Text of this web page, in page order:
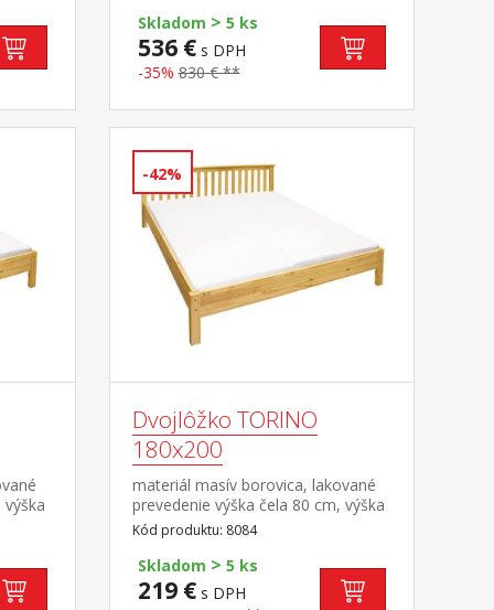
pojazdmi odporúčaný nadstavec
8189
Skladom > 5 ks
536 €s DPH
-35% 830 € **
R2
-42%
Dvojlôžko TORINO
180x200
materiál masív borovica, lakované
prevedenie výška čela 80 cm, výška
sedu 38 cm, cena bez roštu a
matraca minimálna odporúčaná
výška matraca 15 cm odporúčaný
rozmer matraca 180 × 200 cm
alebo 2 kusy 90 × 200 cm a rošt R4
Kód produktu: 8084
Skladom > 5 ks
219 €s DPH